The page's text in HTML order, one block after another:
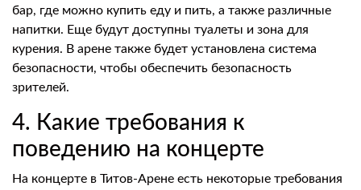
бар, где можно купить еду и пить, а также различные
напитки. Еще будут доступны туалеты и зона для
курения. В арене также будет установлена система
безопасности, чтобы обеспечить безопасность
зрителей.
4. Какие требования к
поведению на концерте
На концерте в Титов-Арене есть некоторые требования